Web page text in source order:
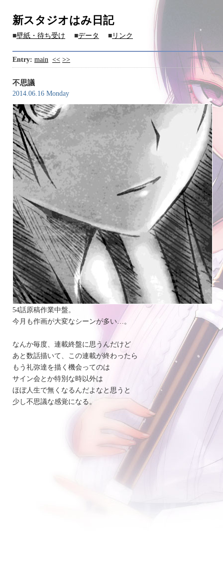
新スタジオはみ日記
■壁紙・待ち受け ■データ ■ リンク
Entry: main << >>
不思議
2014.06.16 Monday
54話原稿作業中盤。
今月も作画が大変なシーンが多い…。
なんか毎度、連載終盤に思うんだけど
あと数話描いて、この連載が終わったら
もう礼弥達を描く機会ってのは
サイン会とか特別な時以外は
ほぼ人生で無くなるんだよなと思うと
少し不思議な感覚になる。